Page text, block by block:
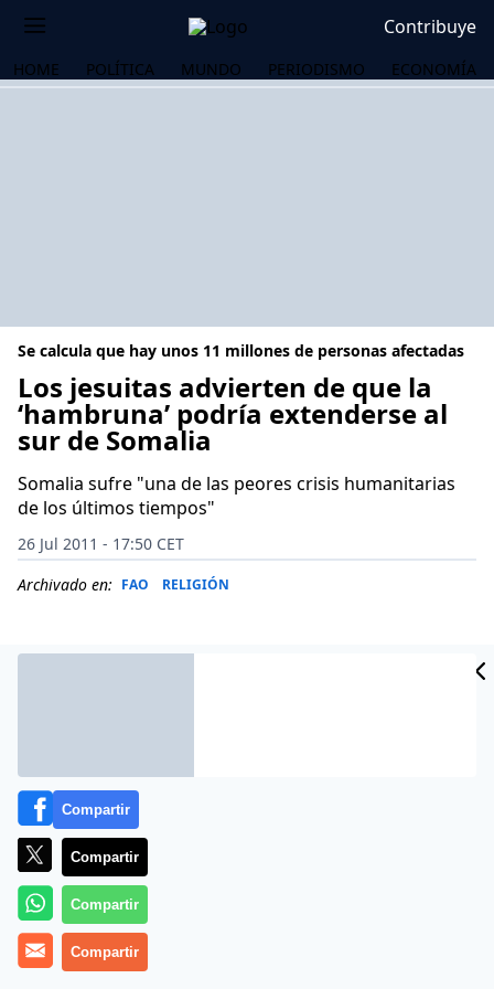
Contribuye
HOME POLÍTICA MUNDO PERIODISMO ECONOMÍA
Se calcula que hay unos 11 millones de personas afectadas
Los jesuitas advierten de que la
‘hambruna’ podría extenderse al
sur de Somalia
Somalia sufre "una de las peores crisis humanitarias
de los últimos tiempos"
26 Jul 2011 - 17:50 CET
Archivado en: FAO RELIGIÓN
ElServicio Jesuita para los Refugiados (SRJ)
asegurado en un comunicado que «si no se actúa
Compartir
Compartir
Compartir
Compartir